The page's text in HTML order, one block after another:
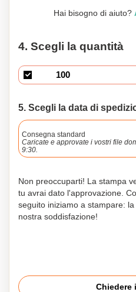
Hai bisogno di aiuto?
4. Scegli la quantità
5. Scegli la data di
Consegna standard
Caricate e approvate i vostri file
9:30.
Non preoccuparti! La stampa
tu avrai dato l'approvazione.
seguito iniziamo a stampare:
nostra soddisfazione!
Chiedere